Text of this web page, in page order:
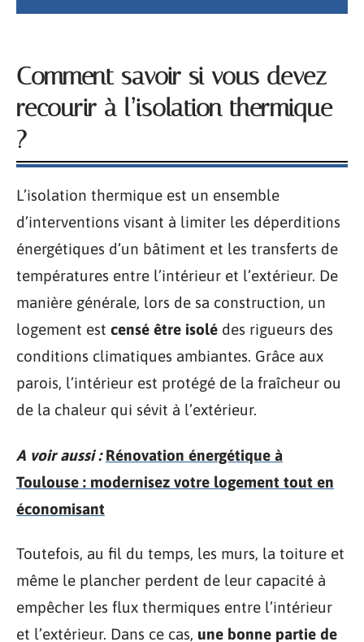
Comment savoir si vous devez
recourir à l’isolation thermique
?
L’isolation thermique est un ensemble
d’interventions visant à limiter les déperditions
énergétiques d’un bâtiment et les transferts de
températures entre l’intérieur et l’extérieur. De
manière générale, lors de sa construction, un
logement est censé être isolé des rigueurs des
conditions climatiques ambiantes. Grâce aux
parois, l’intérieur est protégé de la fraîcheur ou
de la chaleur qui sévit à l’extérieur.
A voir aussi : Rénovation énergétique à
Toulouse : modernisez votre logement tout en
économisant
Toutefois, au fil du temps, les murs, la toiture et
même le plancher perdent de leur capacité à
empêcher les flux thermiques entre l’intérieur
et l’extérieur. Dans ce cas, une bonne partie de